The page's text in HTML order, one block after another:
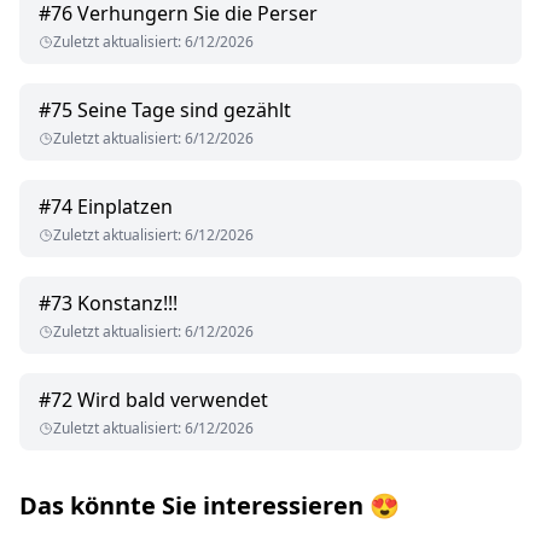
#76Verhungern Sie die Perser
Zuletzt aktualisiert:6/12/2026
#75Seine Tage sind gezählt
Zuletzt aktualisiert:6/12/2026
#74 Einplatzen
Zuletzt aktualisiert:6/12/2026
#73 Konstanz!!!
Zuletzt aktualisiert:6/12/2026
#72Wird bald verwendet
Zuletzt aktualisiert:6/12/2026
Das könnte Sie interessieren 😍